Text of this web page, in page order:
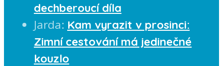
dechberoucí díla
Jarda: Kam vyrazit v prosinci:
Zimní cestování má jedinečné
kouzlo